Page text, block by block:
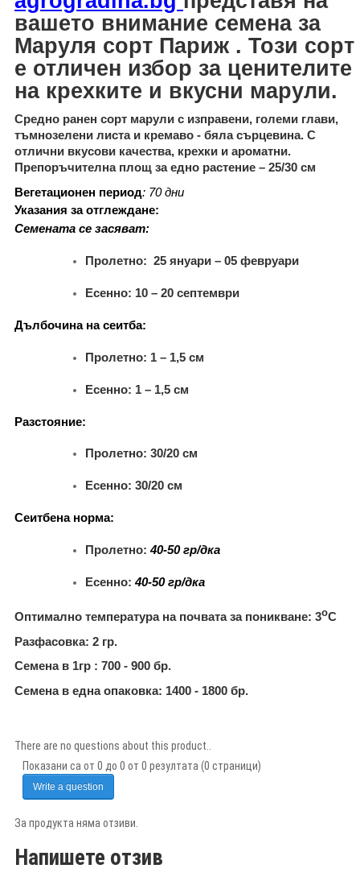
вашето внимание семена за
Маруля сорт Париж . Този сорт
е отличен избор за ценителите
на крехките и вкусни марули.
Средно ранен сорт марули с изправени, големи глави,
тъмнозелени листа и кремаво - бяла сърцевина. С
отлични вкусови качества, крехки и ароматни.
Препоръчителна площ за едно растение – 25/30 см
Вегетационен период: 70дни
Указания за отглеждане:
Семената се засяват:
Пролетно: 25 януари – 05 февруари
Есенно: 10 – 20 септември
Дълбочина на сеитба:
Пролетно: 1 – 1,5 см
Есенно: 1 – 1,5 см
Разстояние:
Пролетно: 30/20 см
Есенно: 30/20 см
Сеитбена норма:
Пролетно:40-50гр/дка
Есенно: 40-50гр/дка
Оптимално температура на почвата за поникване: 3оС
Разфасовка: 2 гр.
Семена в 1гр : 700 - 900 бр.
Семена в една опаковка: 1400 - 1800 бр.
There are no questions about this product..
Показани са от 0 до 0 от 0 резултата (0 страници)
Write a question
За продукта няма отзиви.
Напишете отзив